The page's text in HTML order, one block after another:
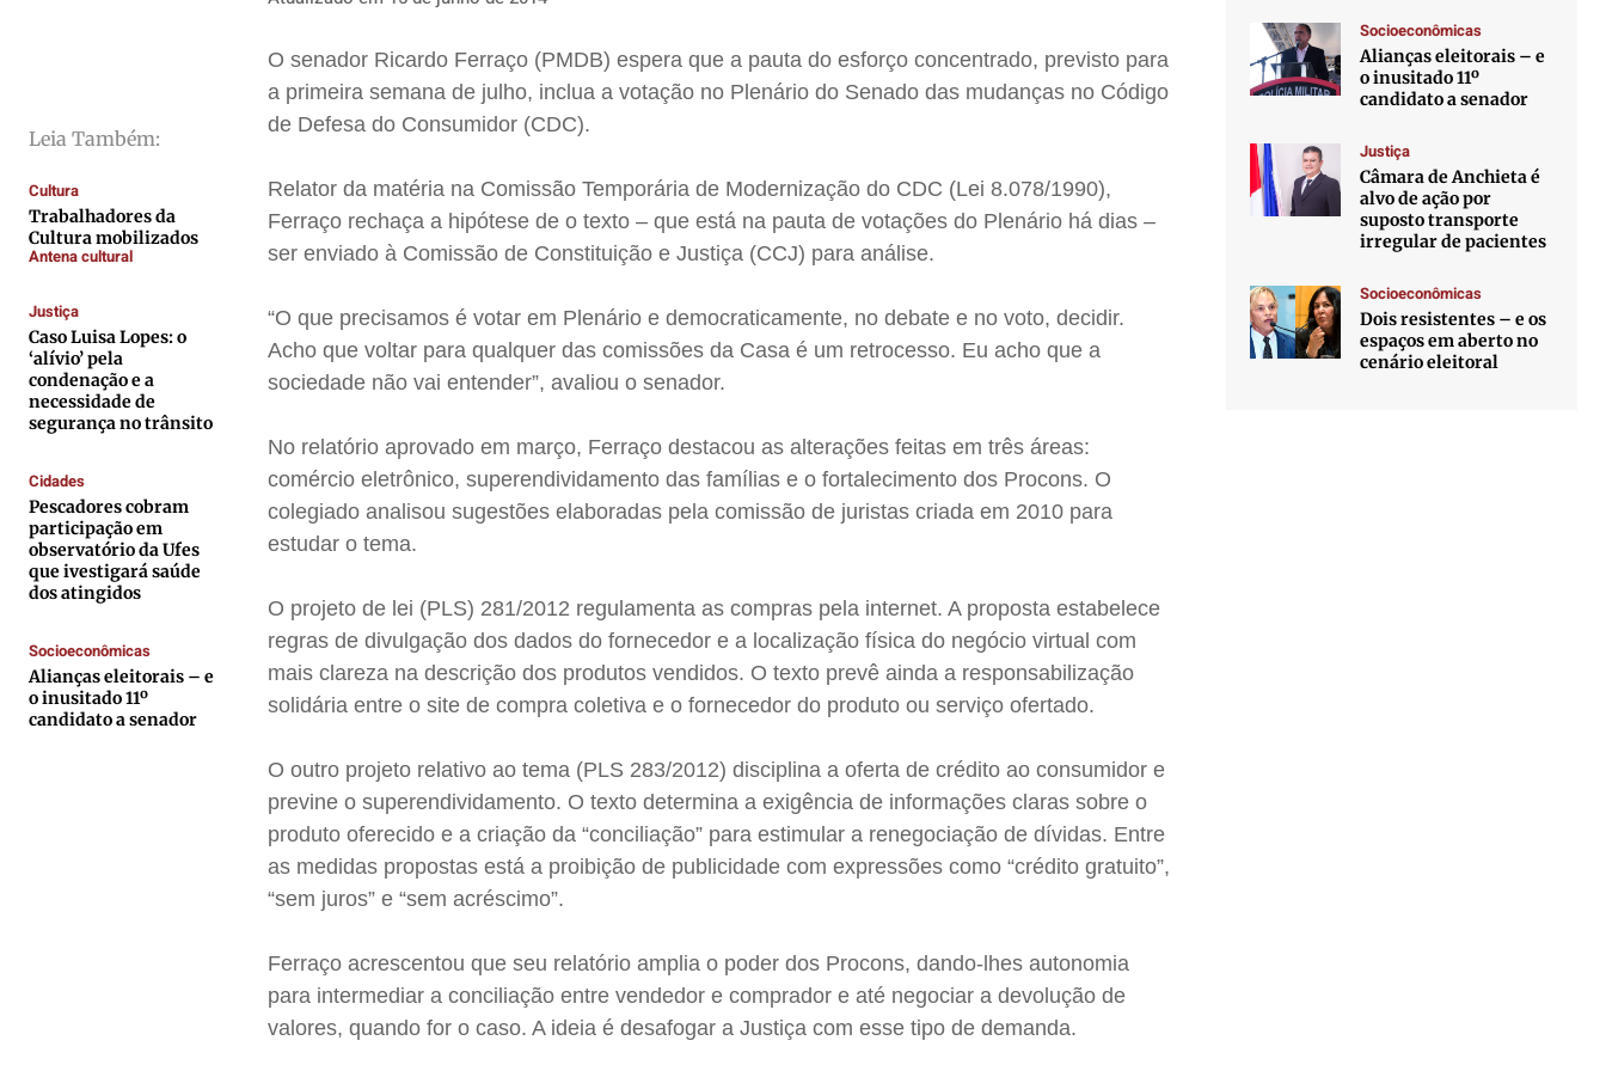
Colunas
Gustavo Bastos
Jr Mignone (in memorian)
Publicidade Legal
Anuncie
Expediente
Contato
Anuncie
Termos de Uso
Privacidade
Colunas
Gustavo Bastos
Jr Mignone (in memorian)
Publicidade Legal
Anuncie
Expediente
Contato
Anuncie
Termos de Uso
Privacidade
Colunas
Gustavo Bastos
Jr Mignone (in memorian)
Publicidade Legal
Anuncie
Expediente
Contato
Anuncie
Termos de Uso
Privacidade
Colunas
Gustavo Bastos
Jr Mignone (in memorian)
Publicidade Legal
Anuncie
Expediente
Contato
Anuncie
Termos de Uso
Privacidade
Leia Também:
Cultura
Trabalhadores da
Cultura mobilizados
Antena cultural
Justiça
Caso Luisa Lopes: o
‘alívio’ pela
condenação e a
necessidade de
segurança no trânsito
Cidades
Pescadores cobram
participação em
observatório da Ufes
que ivestigará saúde
dos atingidos
Socioeconômicas
Alianças eleitorais – e
o inusitado 11º
candidato a senador
O senador Ricardo Ferraço (PMDB) espera que a pauta do esforço concentrado, previsto para
a primeira semana de julho, inclua a votação no Plenário do Senado das mudanças no Código
de Defesa do Consumidor (CDC).
Relator da matéria na Comissão Temporária de Modernização do CDC (Lei 8.078/1990),
Ferraço rechaça a hipótese de o texto – que está na pauta de votações do Plenário há dias –
ser enviado à Comissão de Constituição e Justiça (CCJ) para análise.
“O que precisamos é votar em Plenário e democraticamente, no debate e no voto, decidir.
Acho que voltar para qualquer das comissões da Casa é um retrocesso. Eu acho que a
sociedade não vai entender”, avaliou o senador.
No relatório aprovado em março, Ferraço destacou as alterações feitas em três áreas:
comércio eletrônico, superendividamento das famílias e o fortalecimento dos Procons. O
colegiado analisou sugestões elaboradas pela comissão de juristas criada em 2010 para
estudar o tema.
O projeto de lei (PLS) 281/2012 regulamenta as compras pela internet. A proposta estabelece
regras de divulgação dos dados do fornecedor e a localização física do negócio virtual com
mais clareza na descrição dos produtos vendidos. O texto prevê ainda a responsabilização
solidária entre o site de compra coletiva e o fornecedor do produto ou serviço ofertado.
O outro projeto relativo ao tema (PLS 283/2012) disciplina a oferta de crédito ao consumidor e
previne o superendividamento. O texto determina a exigência de informações claras sobre o
produto oferecido e a criação da “conciliação” para estimular a renegociação de dívidas. Entre
as medidas propostas está a proibição de publicidade com expressões como “crédito gratuito”,
“sem juros” e “sem acréscimo”.
Ferraço acrescentou que seu relatório amplia o poder dos Procons, dando-lhes autonomia
para intermediar a conciliação entre vendedor e comprador e até negociar a devolução de
valores, quando for o caso. A ideia é desafogar a Justiça com esse tipo de demanda.
Socioeconômicas
Alianças eleitorais – e
o inusitado 11º
candidato a senador
Justiça
Câmara de Anchieta é
alvo de ação por
suposto transporte
irregular de pacientes
Socioeconômicas
Dois resistentes – e os
espaços em aberto no
cenário eleitoral